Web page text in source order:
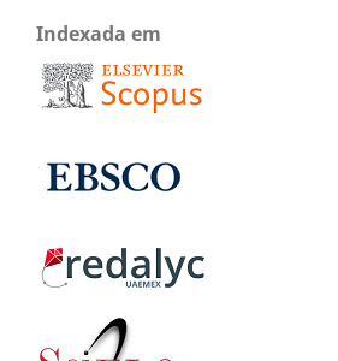
Indexada em